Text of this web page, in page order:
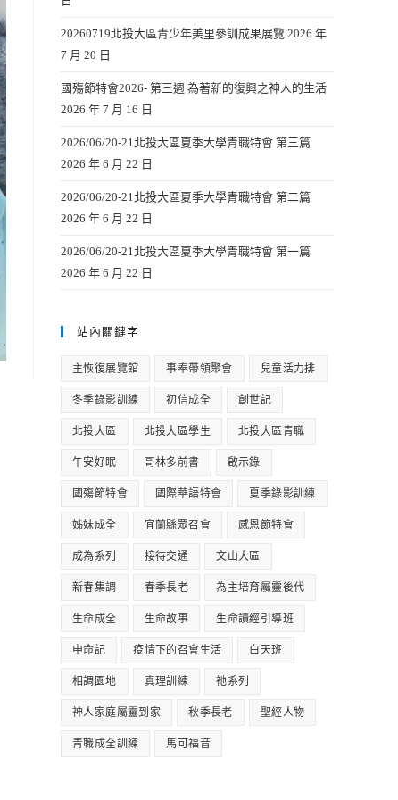
20260719北投大區青少年美里參訓成果展覽 2026 年
7 月 20 日
國殤節特會2026- 第三週 為著新的復興之神人的生活
2026 年 7 月 16 日
2026/06/20-21北投大區夏季大學青職特會 第三篇
2026 年 6 月 22 日
2026/06/20-21北投大區夏季大學青職特會 第二篇
2026 年 6 月 22 日
2026/06/20-21北投大區夏季大學青職特會 第一篇
2026 年 6 月 22 日
站內關鍵字
主恢復展覽館 事奉帶領聚會 兒童活力排
冬季錄影訓練 初信成全 創世記
北投大區 北投大區學生 北投大區青職
午安好眠 哥林多前書 啟示錄
國殤節特會 國際華語特會 夏季錄影訓練
姊妹成全 宜蘭縣眾召會 感恩節特會
成為系列 接待交通 文山大區
新春集調 春季長老 為主培育屬靈後代
生命成全 生命故事 生命讀經引導班
申命記 疫情下的召會生活 白天班
相調園地 真理訓練 祂系列
神人家庭屬靈到家 秋季長老 聖經人物
青職成全訓練 馬可福音